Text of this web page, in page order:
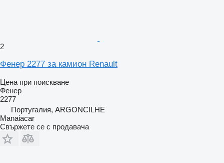
2
Фенер 2277 за камион Renault
Цена при поискване
Фенер
2277
Португалия, ARGONCILHE
Manaiacar
Свържете се с продавача